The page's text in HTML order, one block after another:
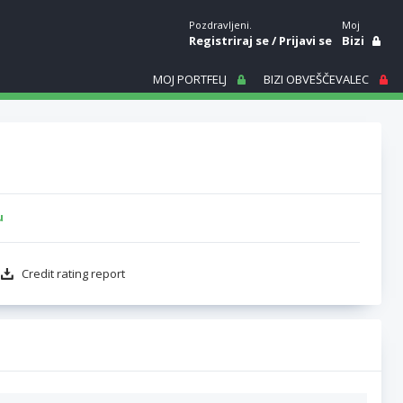
Pozdravljeni.
Registriraj se/Prijavi se
Moj
Bizi
MOJ PORTFELJ BIZI OBVEŠČEVALEC
Credit rating report